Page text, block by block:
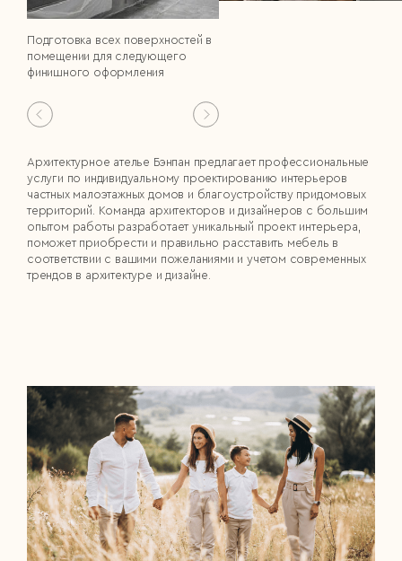
Подготовка всех поверхностей в
помещении для следующего
финишного оформления
Архитектурное ателье Бэнпан предлагает профессиональные
услуги по индивидуальному проектированию интерьеров
частных малоэтажных домов и благоустройству придомовых
территорий. Команда архитекторов и дизайнеров с большим
опытом работы разработает уникальный проект интерьера,
поможет приобрести и правильно расставить мебель в
соответствии с вашими пожеланиями и учетом современных
трендов в архитектуре и дизайне.